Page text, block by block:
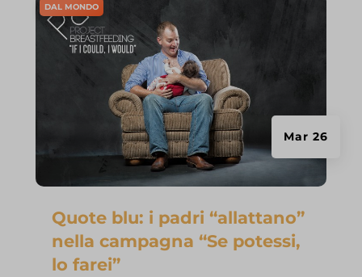
Quote blu: i padri “allattano”
nella campagna “Se potessi,
lo farei”
Mar 26
DAL MONDO